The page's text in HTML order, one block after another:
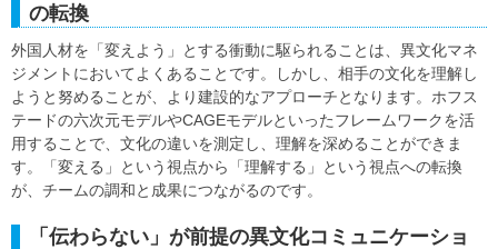
の転換
外国人材を「変えよう」とする衝動に駆られることは、異文化マネ
ジメントにおいてよくあることです。しかし、相手の文化を理解し
ようと努めることが、より建設的なアプローチとなります。ホフス
テードの六次元モデルやCAGEモデルといったフレームワークを活
用することで、文化の違いを測定し、理解を深めることができま
す。「変える」という視点から「理解する」という視点への転換
が、チームの調和と成果につながるのです。
「伝わらない」が前提の異文化コミュニケーショ